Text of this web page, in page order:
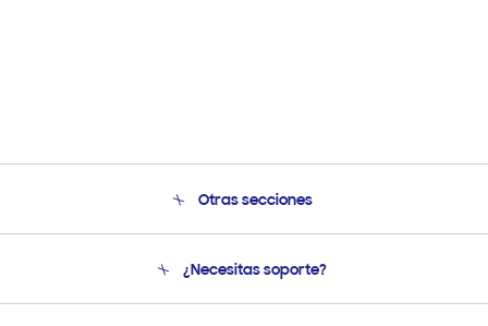
Otras secciones
Soporte
¿Necesitas soporte?